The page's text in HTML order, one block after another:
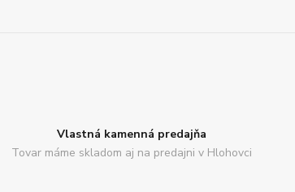
Vlastná kamenná predajňa
Tovar máme skladom aj na predajni v Hlohovci